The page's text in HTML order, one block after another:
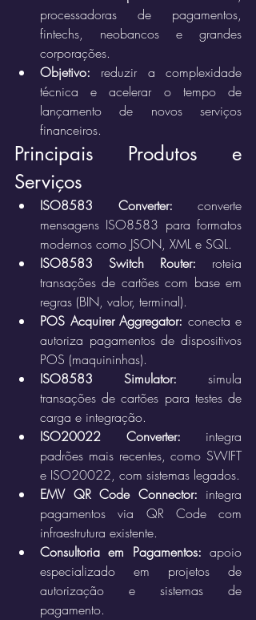
processadoras de pagamentos,
fintechs, neobancos e grandes
corporações.
Objetivo: reduzir a complexidade
técnica e acelerar o tempo de
lançamento de novos serviços
financeiros.
Principais Produtos e
Serviços
ISO8583 Converter: converte
mensagens ISO8583 para formatos
modernos como JSON, XML e SQL.
ISO8583 Switch Router: roteia
transações de cartões com base em
regras (BIN, valor, terminal).
POS Acquirer Aggregator: conecta e
autoriza pagamentos de dispositivos
POS (maquininhas).
ISO8583 Simulator: simula
transações de cartões para testes de
carga e integração.
ISO20022 Converter: integra
padrões mais recentes, como SWIFT
e ISO20022, com sistemas legados.
EMV QR Code Connector: integra
pagamentos via QR Code com
infraestrutura existente.
Consultoria em Pagamentos: apoio
especializado em projetos de
autorização e sistemas de
pagamento.